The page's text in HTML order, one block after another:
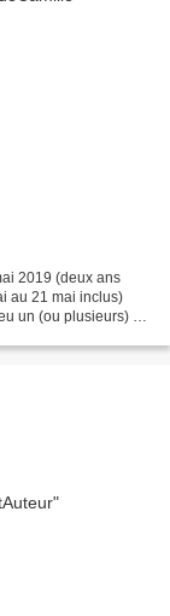
2019 (deux ans
au 21 mai inclus)
un (ou plusieurs) de